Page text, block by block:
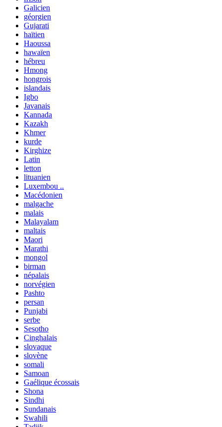
Galicien
géorgien
Gujarati
haïtien
Haoussa
hawaïen
hébreu
Hmong
hongrois
islandais
Igbo
Javanais
Kannada
Kazakh
Khmer
kurde
Kirghize
Latin
letton
lituanien
Luxembou ..
Macédonien
malgache
malais
Malayalam
maltais
Maori
Marathi
mongol
birman
népalais
norvégien
Pashto
persan
Punjabi
serbe
Sesotho
Cinghalais
slovaque
slovène
somali
Samoan
Gaélique écossais
Shona
Sindhi
Sundanais
Swahili